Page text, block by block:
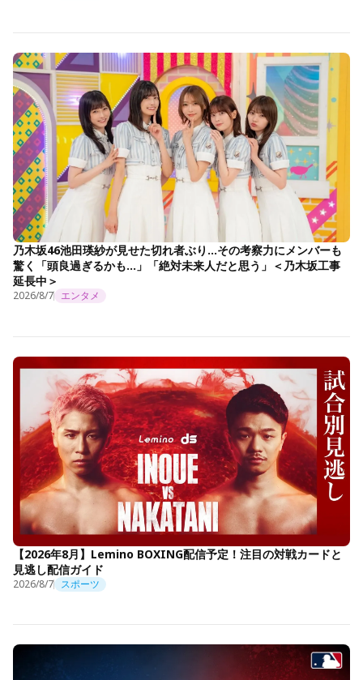
乃木坂46池田瑛紗が見せた切れ者ぶり…その考察力にメンバーも
驚く「頭良過ぎるかも…」「絶対未来人だと思う」＜乃木坂工事
延長中＞
2026/8/7 エンタメ
【2026年8月】Lemino BOXING配信予定！注目の対戦カードと
見逃し配信ガイド
2026/8/7 スポーツ